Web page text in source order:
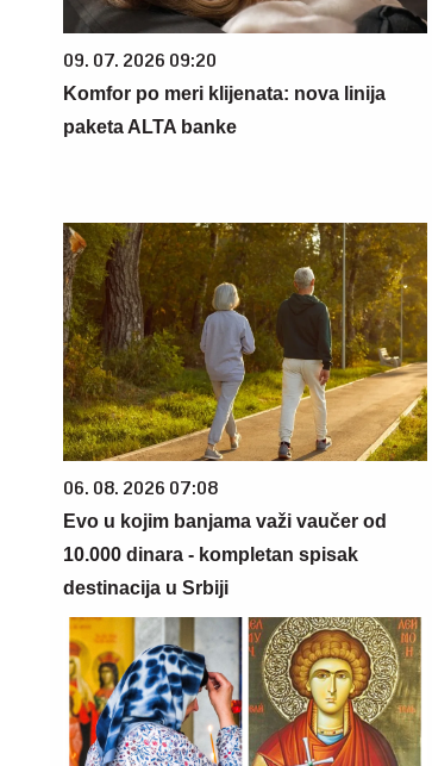
09. 07. 2026 09:20
Komfor po meri klijenata: nova linija
paketa ALTA banke
06. 08. 2026 07:08
Evo u kojim banjama važi vaučer od
10.000 dinara - kompletan spisak
destinacija u Srbiji